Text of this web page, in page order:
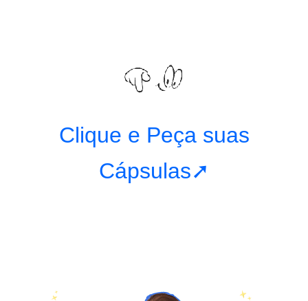
Clique e Peça suas
Cápsulas➚